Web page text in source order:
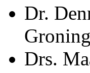
Dr.
Drs.